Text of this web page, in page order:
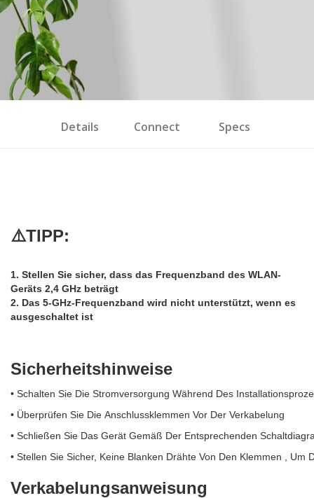
Details Connect Specs
⚠️TIPP:
1. Stellen Sie sicher, dass das Frequenzband des WLAN-
Geräts 2,4 GHz beträgt
2. Das 5-GHz-Frequenzband wird nicht unterstützt, wenn es
ausgeschaltet ist
Sicherheitshinweise
• Schalten Sie Die Stromversorgung Während Des
• Überprüfen Sie Die Anschlussklemmen Vor Der Verkabelung
• Schließen Sie Das Gerät Gemäß Der Entsprechenden
• Stellen Sie Sicher, Keine Blanken Drähte Von Den Klemmen , Um
Verkabelungsanweisung